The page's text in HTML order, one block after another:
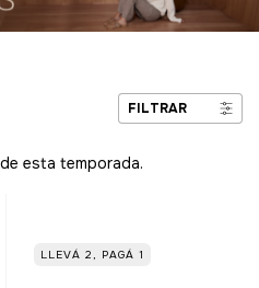
FILTRAR
esta temporada.
LLEVÁ 2, PAGÁ 1